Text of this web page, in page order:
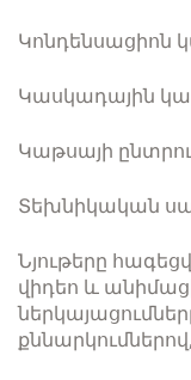
Կոնդենսացիոն
Կասկադային
Կաթսայի
Տեխնիկական
Նյութերը
վիդեո և